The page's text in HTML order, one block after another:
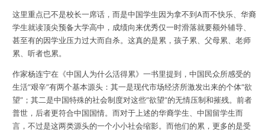
这里重点已不是校长一席话，而是中国学生因为拿不到A而不快乐、华裔
学生就读顶尖预备大学高中，成绩向来优秀仅一时滑落就要额外辅导、
甚至有的因学业压力过大而自杀。这真的是累，孩子累、父母累、老师
累、听者也累。
作家杨连宁在《中国人为什么活得累》一书里提到， 中国民众所感受的
生活“艰辛”有两个基本源头：其一是现代市场经济所激发出来的个体“欲
望”；其二是中国特殊的社会制度对这些“欲望”的无情压制和摧残。前者
普世，后者更符合中国国情。而对于上述的华裔学生、中国留学生而
言，不过是这两类源头的一个小小社会缩影。而他们的累，更多的是受